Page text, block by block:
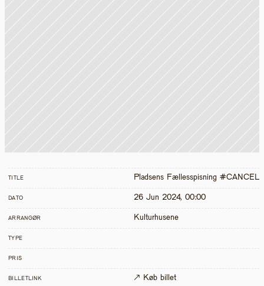
TITLE Pladsens Fællesspisning
DATO 26 Jun 2024, 00:00
ARRANGØR Kulturhusene
TYPE
PRIS
BILLETLINK ↗ Køb billet